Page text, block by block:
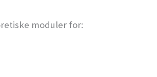
moduler for: